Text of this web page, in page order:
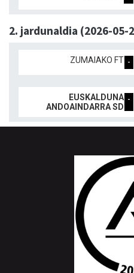
2. jardunaldia (2026-05-
ZUMAIAKO FT -
EUSKALDUNA
ANDOAINDARRA SD
-